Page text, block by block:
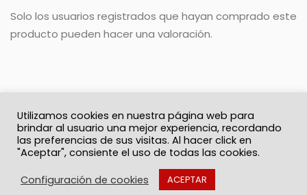
Solo los usuarios registrados que hayan comprado este
producto pueden hacer una valoración.
© 2026 Solo Recuerdos
Política de privacidad Términos y Condiciones
Utilizamos cookies en nuestra página web para
brindar al usuario una mejor experiencia, recordando
las preferencias de sus visitas. Al hacer click en
"Aceptar", consiente el uso de todas las cookies.
Configuración de cookies
ACEPTAR